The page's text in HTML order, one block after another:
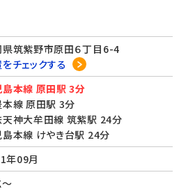
県筑紫野市原田６丁目6-4
チェックする
島本線 原田駅 3分
本線 原田駅 3分
天神大牟田線 筑紫駅 24分
島本線 けやき台駅 24分
年09月
～